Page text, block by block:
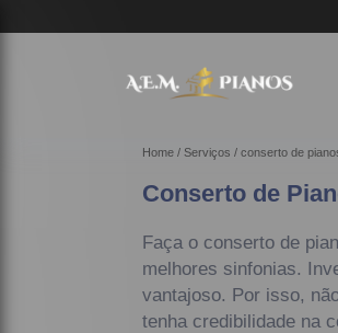
Home Serviços conserto de
Conserto de
Faça o conserto de
melhores sinfonias.
vantajoso. Por isso,
tenha credibilidade na